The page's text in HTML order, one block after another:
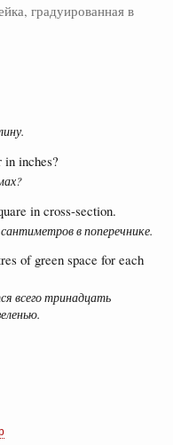
градуированная в
inches?
in cross-section.
в поперечнике.
of green space for each
всего тринадцать